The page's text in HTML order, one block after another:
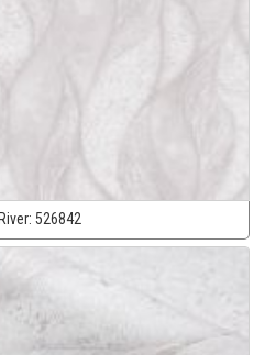
526842